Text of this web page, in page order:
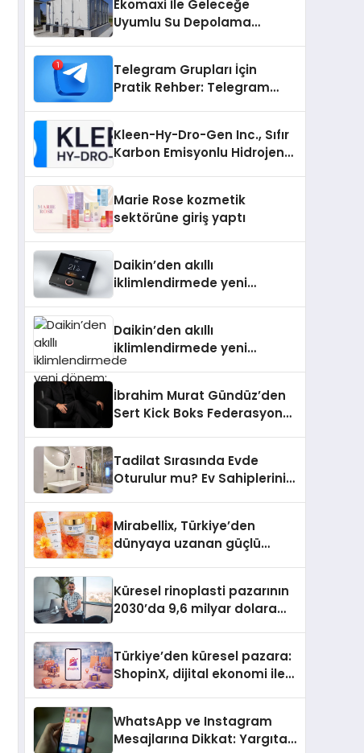
Ekomaxi İle Geleceğe
Uyumlu Su Depolama
Telegram Grupları İçin
Pratik Rehber: Telegram
Kleen-Hy-Dro-Gen Inc., Sıfır
Karbon Emisyonlu Hidrojen
Aldı
Marie Rose kozmetik
sektörüne giriş yaptı
Daikin’den akıllı
iklimlendirmede yeni
Daikin’den akıllı
iklimlendirmede yeni
dönem: Madoka Plus
İbrahim Murat Gündüz’den
Sert Kick Boks Federasyonu
Tadilat Sırasında Evde
Oturulur mu? Ev Sahiplerinin
Mirabellix, Türkiye’den
dünyaya uzanan güçlü
Küresel rinoplasti pazarının
2030’da 9,6 milyar dolara
Türkiye’den küresel pazara:
ShopinX, dijital ekonomi ile
WhatsApp ve Instagram
Mesajlarına Dikkat: Yargıtay